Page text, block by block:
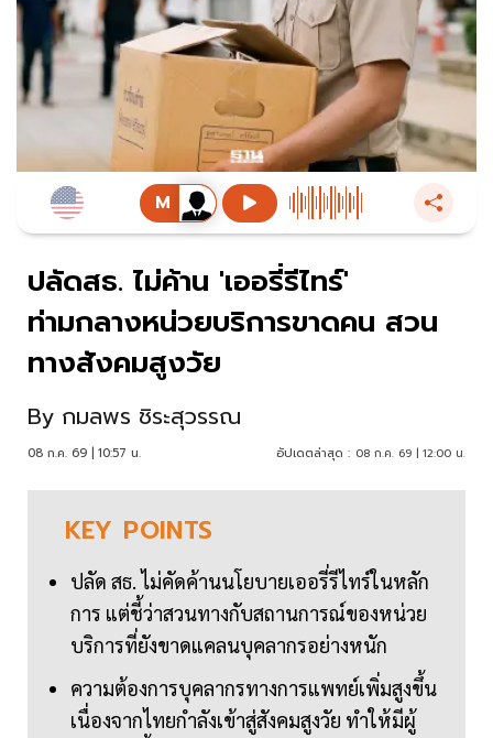
ปลัดสธ. ไม่ค้าน 'เออรี่รีไทร์'
ท่ามกลางหน่วยบริการขาดคน สวน
ทางสังคมสูงวัย
By กมลพร ชิระสุวรรณ
08 ก.ค. 69 | 10:57 น. อัปเดตล่าสุด : 08 ก.ค. 69 | 12:00 น.
KEY POINTS
ปลัด สธ. ไม่คัดค้านนโยบายเออรี่รีไทร์ในหลัก
การ แต่ชี้ว่าสวนทางกับสถานการณ์ของหน่วย
บริการที่ยังขาดแคลนบุคลากรอย่างหนัก
ความต้องการบุคลากรทางการแพทย์เพิ่มสูงขึ้น
เนื่องจากไทยกำลังเข้าสู่สังคมสูงวัย ทำให้มีผู้